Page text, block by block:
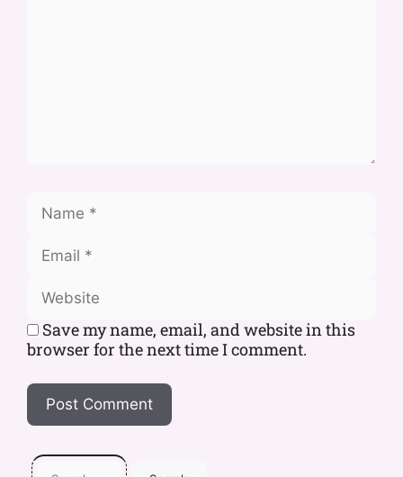
Save my name, email, and website in this
browser for the next time I comment.